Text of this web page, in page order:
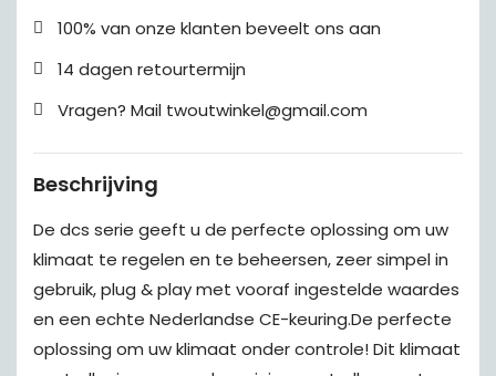
100% van onze klanten beveelt ons aan
14 dagen retourtermijn
Vragen? Mail twoutwinkel@gmail.com
Beschrijving
De dcs serie geeft u de perfecte oplossing om uw
klimaat te regelen en te beheersen, zeer simpel in
gebruik, plug & play met vooraf ingestelde waardes
en een echte Nederlandse CE-keuring.De perfecte
oplossing om uw klimaat onder controle! Dit klimaat